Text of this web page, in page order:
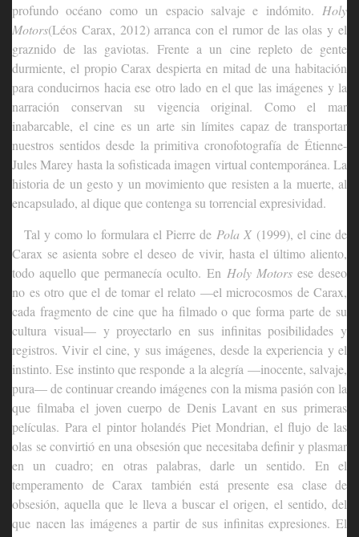
profundo océano como un espacio salvaje e indómito. Holy
Motors(Léos Carax, 2012) arranca con el rumor de las olas y el
graznido de las gaviotas. Frente a un cine repleto de gente
durmiente, el propio Carax despierta en mitad de una habitación
para conducirnos hacia ese otro lado en el que las imágenes y la
narración conservan su vigencia original. Como el mar
inabarcable, el cine es un arte sin límites capaz de transportar
nuestros sentidos desde la primitiva cronofotografía de Étienne-
Jules Marey hasta la sofisticada imagen virtual contemporánea. La
historia de un gesto y un movimiento que resisten a la muerte, al
encapsulado, al dique que contenga su torrencial expresividad.
Tal y como lo formulara el Pierre de Pola X (1999), el cine de
Carax se asienta sobre el deseo de vivir, hasta el último aliento,
todo aquello que permanecía oculto. En Holy Motorsese deseo
no es otro que el de tomar el relato —el microcosmos de Carax,
cada fragmento de cine que ha filmado o que forma parte de su
cultura visual— y proyectarlo en sus infinitas posibilidades y
registros. Vivir el cine, y sus imágenes, desde la experiencia y el
instinto. Ese instinto que responde a la alegría —inocente, salvaje,
pura— de continuar creando imágenes con la misma pasión con la
que filmaba el joven cuerpo de Denis Lavant en sus primeras
películas. Para el pintor holandés Piet Mondrian, el flujo de las
olas se convirtió en una obsesión que necesitaba definir y plasmar
en un cuadro; en otras palabras, darle un sentido. En el
temperamento de Carax también está presente esa clase de
obsesión, aquella que le lleva a buscar el origen, el sentido, del
que nacen las imágenes a partir de sus infinitas expresiones. El